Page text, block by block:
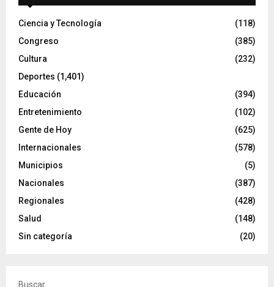
Ciencia y Tecnología
(118)
Congreso
(385)
Cultura
(232)
Deportes (1,401)
Educación
(394)
Entretenimiento
(102)
Gente de Hoy
(625)
Internacionales
(578)
Municipios
(5)
Nacionales
(387)
Regionales
(428)
Salud
(148)
Sin categoría
(20)
Buscar